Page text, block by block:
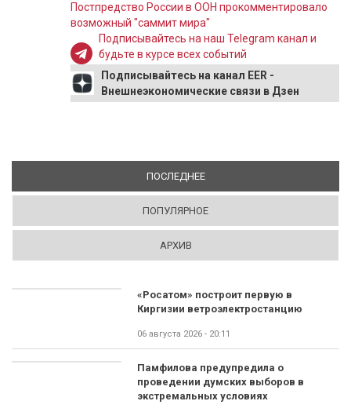
Постпредство России в ООН прокомментировало
возможный "саммит мира"
Подписывайтесь на наш Telegram канал и
будьте в курсе всех событий
Подписывайтесь на канал EER -
Внешнеэкономические связи в Дзен
ПОСЛЕДНЕЕ(АКТИВНАЯ ВКЛАДКА)
ПОПУЛЯРНОЕ
АРХИВ
«Росатом» построит первую в
Киргизии ветроэлектростанцию
06 августа 2026 - 20:11
Памфилова предупредила о
проведении думских выборов в
экстремальных условиях